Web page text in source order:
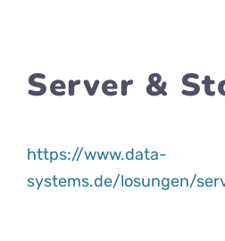
Server &
https://www.data-
systems.de/losungen/